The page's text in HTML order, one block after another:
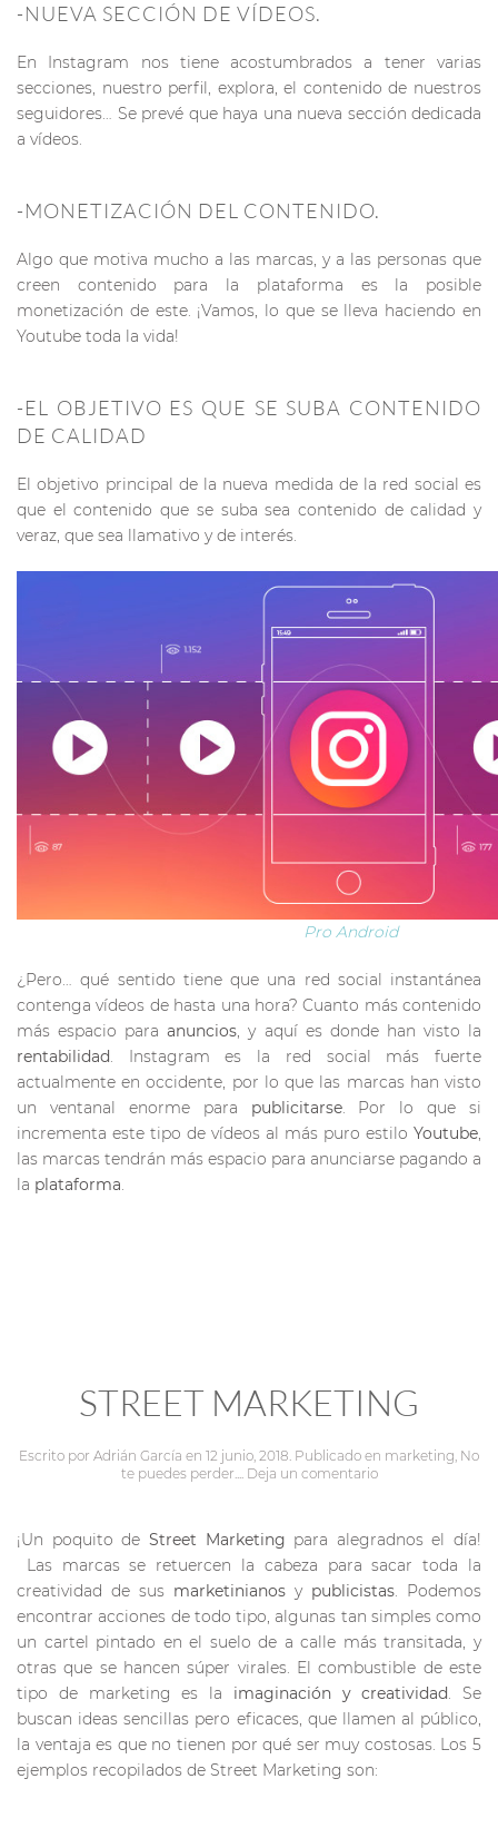
-NUEVA SECCIÓN DE VÍDEOS.
En Instagram nos tiene acostumbrados a tener varias
secciones, nuestro perfil, explora, el contenido de nuestros
seguidores… Se prevé que haya una nueva sección dedicada
a vídeos.
-MONETIZACIÓN DEL CONTENIDO.
Algo que motiva mucho a las marcas, y a las personas que
creen contenido para la plataforma es la posible
monetización de este. ¡Vamos, lo que se lleva haciendo en
Youtube toda la vida!
-EL OBJETIVO ES QUE SE SUBA CONTENIDO
DE CALIDAD
El objetivo principal de la nueva medida de la red social es
que el contenido que se suba sea contenido de calidad y
veraz, que sea llamativo y de interés.
Pro Android
¿Pero… qué sentido tiene que una red social instantánea
contenga vídeos de hasta una hora? Cuanto más contenido
más espacio paraanuncios, y aquí es donde han visto la
rentabilidad. Instagram es la red social más fuerte
actualmente en occidente, por lo que las marcas han visto
un ventanal enorme para publicitarse. Por lo que si
incrementa este tipo de vídeos al más puro estilo Youtube,
las marcas tendrán más espacio para anunciarse pagando a
la plataforma.
STREET MARKETING
Escrito por Adrián García en 12 junio, 2018. Publicado en marketing, No
te puedes perder.... Deja un comentario
¡Un poquito de Street Marketing para alegradnos el día!
Las marcas se retuercen la cabeza para sacar toda la
creatividad de sus marketinianos y publicistas. Podemos
encontrar acciones de todo tipo, algunas tan simples como
un cartel pintado en el suelo de a calle más transitada, y
otras que se hancen súper virales. El combustible de este
tipo de marketing es la imaginación y creatividad. Se
buscan ideas sencillas pero eficaces, que llamen al público,
la ventaja es que no tienen por qué ser muy costosas. Los 5
ejemplos recopilados de Street Marketing son: